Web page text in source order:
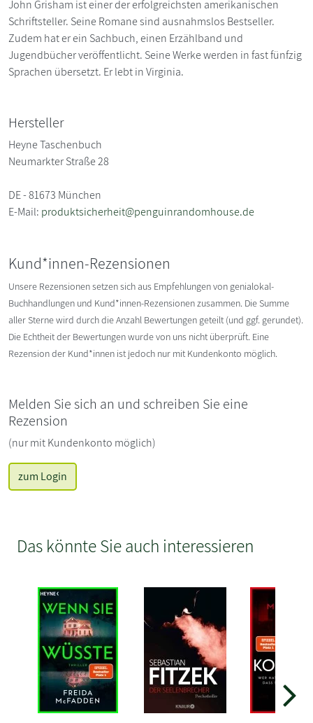
John Grisham ist einer der erfolgreichsten amerikanischen
Schriftsteller. Seine Romane sind ausnahmslos Bestseller.
Zudem hat er ein Sachbuch, einen Erzählband und
Jugendbücher veröffentlicht. Seine Werke werden in fast fünfzig
Sprachen übersetzt. Er lebt in Virginia.
Hersteller
Heyne Taschenbuch
Neumarkter Straße 28
DE - 81673 München
E-Mail: produktsicherheit@penguinrandomhouse.de
Kund*innen-Rezensionen
Unsere Rezensionen setzen sich aus Empfehlungen von genialokal-
Buchhandlungen und Kund*innen-Rezensionen zusammen. Die Summe
aller Sterne wird durch die Anzahl Bewertungen geteilt (und ggf. gerundet).
Die Echtheit der Bewertungen wurde von uns nicht überprüft. Eine
Rezension der Kund*innen ist jedoch nur mit Kundenkonto möglich.
Melden Sie sich an und schreiben Sie eine
Rezension
(nur mit Kundenkonto möglich)
zum Login
Das könnte Sie auch interessieren